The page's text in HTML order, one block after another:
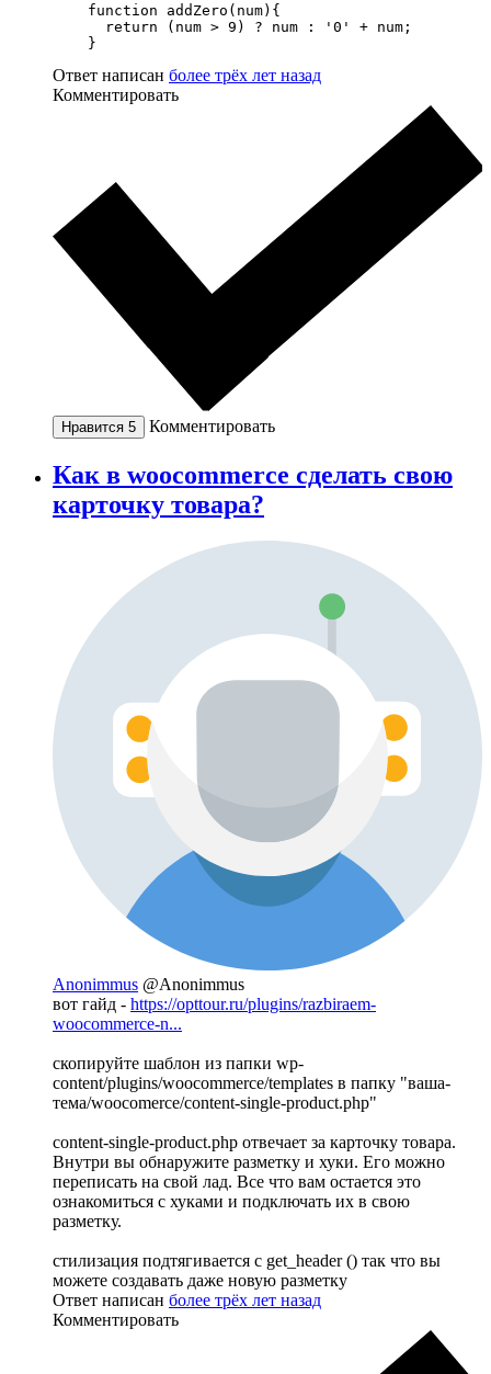
    function addZero(num){
      return (num > 9) ? num : '0' + num;
    }
Ответ написан более трёх лет назад
Комментировать
Нравится 5 Комментировать
Как в woocommerce сделать свою
карточку товара?
Anonimmus @Anonimmus
вот гайд - https://opttour.ru/plugins/razbiraem-
woocommerce-n...
скопируйте шаблон из папки wp-
content/plugins/woocommerce/templates в папку "ваша-
тема/woocomerce/content-single-product.php"
content-single-product.php отвечает за карточку товара.
Внутри вы обнаружите разметку и хуки. Его можно
переписать на свой лад. Все что вам остается это
ознакомиться с хуками и подключать их в свою
разметку.
стилизация подтягивается с get_header () так что вы
можете создавать даже новую разметку
Ответ написан более трёх лет назад
Комментировать